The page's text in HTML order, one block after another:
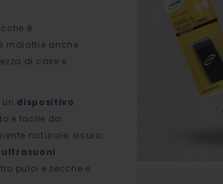
è
malattie anche
di case e
dispositivo
e facile da
naturale, sicuro,
pulci e zecche e